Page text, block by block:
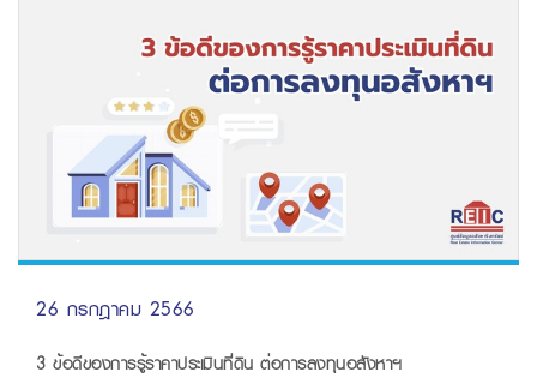
26 กรกฎาคม 2566
3 ข้อดีของการรู้ราคาประเมินที่ดิน ต่อการลงทุนอสังหาฯ